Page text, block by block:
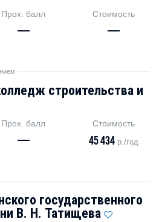
Прох. балл
—
Стоимость
—
строительства и
Прох. балл
—
Стоимость
45 434 р./год
государственного
В. Н. Татищева